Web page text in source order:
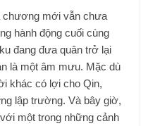
chương mới vẫn chưa
hành động cuối cùng
đang đưa quân trở lại
là một âm mưu. Mặc dù
khác có lợi cho Qin,
lập trường. Và bây giờ,
một trong những cảnh